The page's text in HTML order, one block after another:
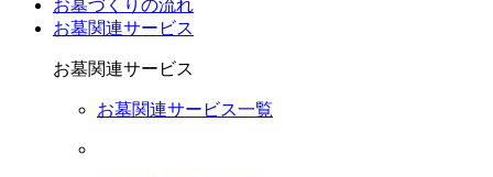
お墓づくりの流れ
お墓関連サービス
お墓関連サービス
お墓関連サービス一覧